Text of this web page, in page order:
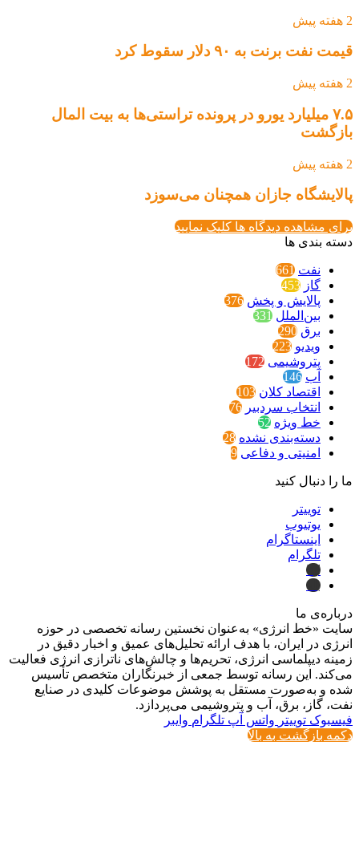
2 هفته پیش
قیمت نفت برنت به ۹۰ دلار سقوط کرد
2 هفته پیش
۷.۵ میلیارد یورو در پرونده تراستی‌ها به بیت المال
بازگشت
2 هفته پیش
پالایشگاه جازان همچنان می‌سوزد
برای مشاهده دیدگاه ها کلیک نمایید
دسته بندی ها
نفت 661
گاز 453
پالایش و پخش 376
بین‌الملل 331
برق 290
ویدیو 223
پتروشیمی 172
آب 146
اقتصاد کلان 103
انتخاب سردبیر 76
خط ویژه 52
دسته‌بندی نشده 28
امنیتی و دفاعی 9
ما را دنبال کنید
توییتر
یوتیوب
اینستاگرام
تلگرام
ایتا
بله
درباره‌ی ما
سایت «خط انرژی» به‌عنوان نخستین رسانه تخصصی در حوزه
انرژی در ایران، با هدف ارائه تحلیل‌های عمیق و اخبار دقیق در
زمینه دیپلماسی انرژی، تحریم‌ها و چالش‌های ناترازی انرژی فعالیت
می‌کند. این رسانه توسط جمعی از خبرنگاران متخصص تأسیس
شده و به‌صورت مستقل به پوشش موضوعات کلیدی در صنایع
نفت، گاز، برق، آب و پتروشیمی می‌پردازد.
فیسبوک توییتر واتس آپ تلگرام وایبر
دکمه بازگشت به بالا